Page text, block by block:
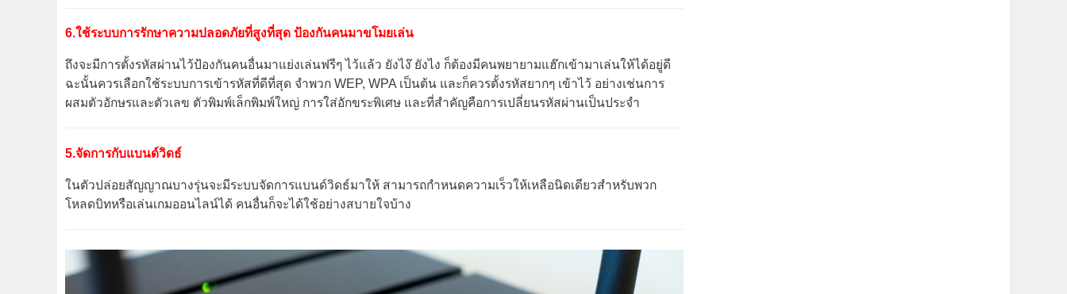
6.ใช้ระบบการรักษาความปลอดภัยที่สูงที่สุด ป้องกันคนมาขโมยเล่น
ถึงจะมีการตั้งรหัสผ่านไว้ป้องกันคนอื่นมาแย่งเล่นฟรีๆ ไว้แล้ว ยังไง๊ ยังไง ก็ต้องมีคนพยายามแฮ๊กเข้ามาเล่นให้ได้อยู่ดี
ฉะนั้นควรเลือกใช้ระบบการเข้ารหัสที่ดีที่สุด จำพวก WEP, WPA เป็นต้น และก็ควรตั้งรหัสยากๆ เข้าไว้ อย่างเช่นการ
ผสมตัวอักษรและตัวเลข ตัวพิมพ์เล็กพิมพ์ใหญ่ การใส่อักขระพิเศษ และที่สำคัญคือการเปลี่ยนรหัสผ่านเป็นประจำ
5.จัดการกับแบนด์วิดธ์
ในตัวปล่อยสัญญาณบางรุ่นจะมีระบบจัดการแบนด์วิดธ์มาให้ สามารถกำหนดความเร็วให้เหลือนิดเดียวสำหรับพวก
โหลดบิทหรือเล่นเกมออนไลน์ได้ คนอื่นก็จะได้ใช้อย่างสบายใจบ้าง